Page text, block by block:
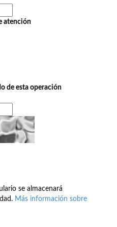
atención
de esta operación
se almacenará
Más información sobre